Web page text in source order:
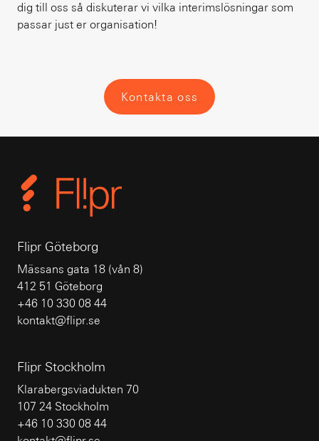
dig till oss så diskuterar vi vilka interimslösningar som
passar just er organisation!
Kontakta oss
Flipr Göteborg
Mässans gata 18 (vån 8)
412 51 Göteborg
+46 10 330 08 44
kontakt@flipr.se
Flipr Stockholm
Klarabergsviadukten 70
107 24 Stockholm
+46 10 330 08 44